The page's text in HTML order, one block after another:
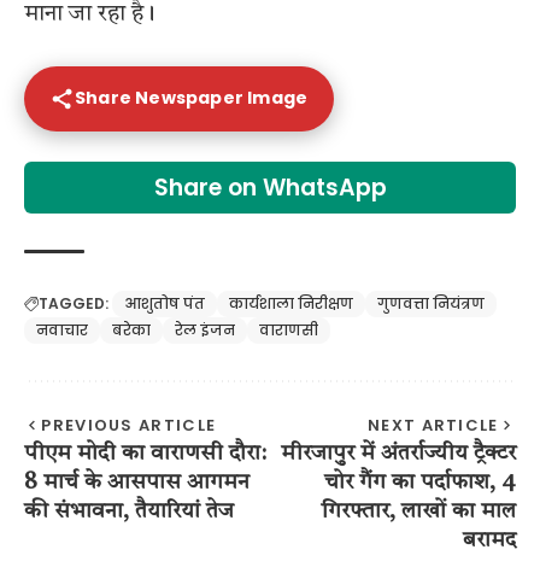
माना जा रहा है।
Share Newspaper Image
Share on WhatsApp
TAGGED: आशुतोष पंत कार्यशाला निरीक्षण
गुणवत्ता नियंत्रण
नवाचार
बरेका रेल इंजन वाराणसी
PREVIOUS ARTICLE
पीएम मोदी का वाराणसी दौरा:
8 मार्च के आसपास आगमन
की संभावना, तैयारियां तेज
NEXT ARTICLE
मीरजापुर में अंतर्राज्यीय ट्रैक्टर
चोर गैंग का पर्दाफाश, 4
गिरफ्तार, लाखों का माल
बरामद